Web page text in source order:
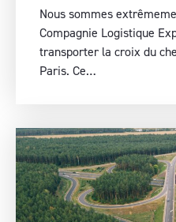
Nous sommes
Compagnie Logistique
transporter la croix du
Paris. Ce…